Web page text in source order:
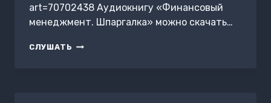
art=70702438 Аудиокнигу «Финансовый
менеджмент. Шпаргалка» можно скачать…
СЛУШАТЬ ФИНАНСОВЫЙ